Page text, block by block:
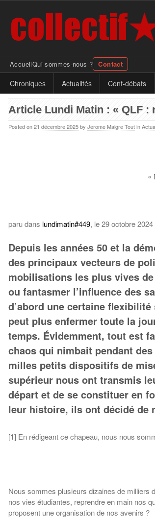
AccueilQui sommes-nous ? Contact
Chroniques Actualités Conf-débats
Article Lundi Matin : « QLF :
Posted on 21 décembre 2025by Jerome Malgre Tout in
«
paru dans lundimatin#449, le 29 octobre 2024
Depuis les années 50 et la
des principaux vecteurs de
mobilisations les plus vives
ou fantasmer l’influence des
d’abord une certaine
peut plus enfermer toute la
temps. Évidemment, tout est
chaos qui nimbait pendant
milles petits dispositifs de
supérieur nous ont transmis
départ et de se constituer en
leur histoire, ils ont décidé de
[1] En rédigeant ce chapeau, nous nous
Nous sommes plusieurs dizaines de milliers
nos vies étudiantes, reprendre en main nos
proposent une organisation de nos avenirs ?